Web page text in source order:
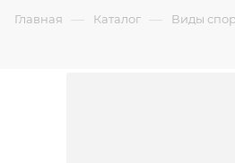
Главная — Каталог — Виды